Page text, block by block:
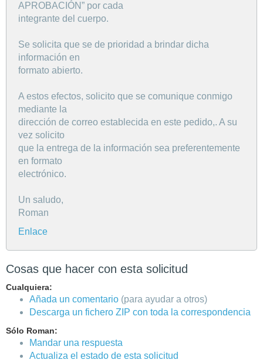
APROBACIÓN” por cada
integrante del cuerpo.
Se solicita que se de prioridad a brindar dicha
información en
formato abierto.
A estos efectos, solicito que se comunique conmigo
mediante la
dirección de correo establecida en este pedido,. A su
vez solicito
que la entrega de la información sea preferentemente
en formato
electrónico.
Un saludo,
Roman
Enlace
Cosas que hacer con esta solicitud
Cualquiera:
Añada un comentario (para ayudar a otros)
Descarga un fichero ZIP con toda la correspondencia
Sólo Roman:
Mandar una respuesta
Actualiza el estado de esta solicitud